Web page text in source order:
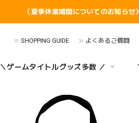
〈夏季休業期間についてのお知らせ〉
SHOPPING GUIDE よくあるご質問
＼ゲームタイトルグッズ多数 ／